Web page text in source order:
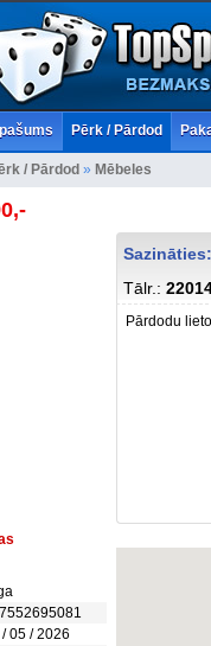
Pērk / Pārdod
/ Pārdod » Mēbeles
05 / 2026
Tālr.:
Pārdodu